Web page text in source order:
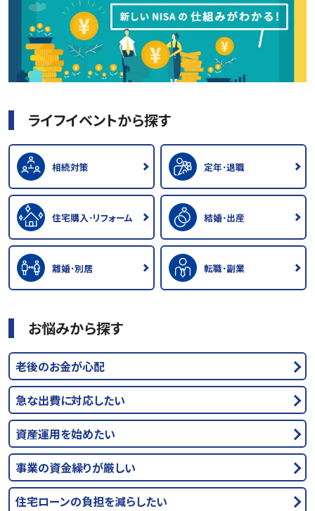
ライフイベントから探す
相続対策 定年･退職
住宅購入･リフォーム 結婚･出産
離婚･別居 転職･副業
お悩みから探す
老後のお金が心配
急な出費に対応したい
資産運用を始めたい
事業の資金繰りが厳しい
住宅ローンの負担を減らしたい